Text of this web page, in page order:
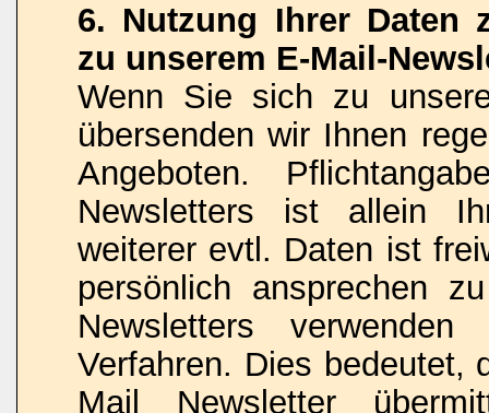
6. Nutzung Ihrer Daten
zu unserem E-Mail-
Wenn Sie sich zu
übersenden wir Ihnen
Angeboten.
Newsletters ist allein
weiterer evtl. Daten ist
persönlich ansprechen
Newsletters
Verfahren. Dies bedeutet,
Mail Newsletter